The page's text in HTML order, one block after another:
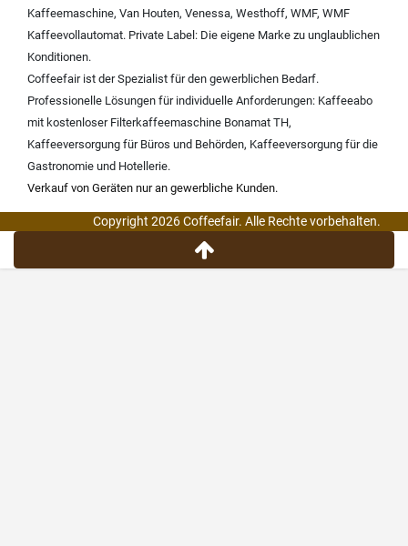
Kaffeemaschine, Van Houten, Venessa, Westhoff, WMF, WMF
Kaffeevollautomat. Private Label: Die eigene Marke zu unglaublichen
Konditionen.
Coffeefair ist der Spezialist für den gewerblichen Bedarf.
Professionelle Lösungen für individuelle Anforderungen: Kaffeeabo
mit kostenloser Filterkaffeemaschine Bonamat TH,
Kaffeeversorgung für Büros und Behörden, Kaffeeversorgung für die
Gastronomie und Hotellerie.
Verkauf von Geräten nur an gewerbliche Kunden.
Copyright 2026 Coffeefair. Alle Rechte vorbehalten.